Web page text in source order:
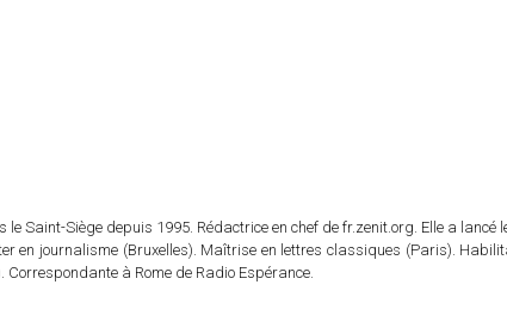
Saint-Siège depuis 1995. Rédactrice en chef de fr.zenit.org. Elle a lancé
en journalisme (Bruxelles). Maîtrise en lettres classiques (Paris).
Correspondante à Rome de Radio Espérance.